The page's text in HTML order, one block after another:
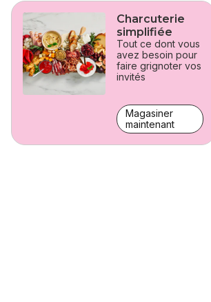
sauter cette section
Charcuterie
simplifiée
Tout ce dont vous
avez besoin pour
faire grignoter vos
invités
Magasiner
maintenant